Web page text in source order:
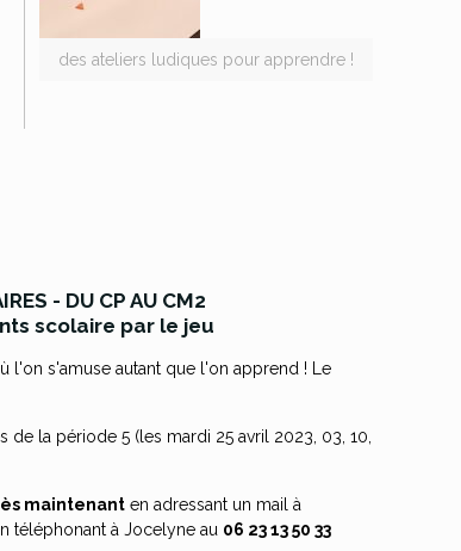
des ateliers ludiques pour apprendre !
- DU CP AU CM2
scolaire par le jeu
l'on s'amuse autant que l'on apprend ! Le
de la période 5 (les mardi 25 avril 2023, 03, 10,
maintenant en adressant un mail à
téléphonant à Jocelyne au 06 23 13 50 33